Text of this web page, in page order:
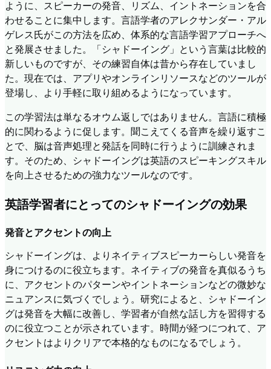
ように、スピーカーの発音、リズム、イントネーションを合
わせることに集中します。言語学者のアレクサンダー・アル
ゲレス氏がこの方法を広め、体系的な言語学習アプローチへ
と発展させました。「シャドーイング」という言葉は比較的
新しいものですが、その練習自体は昔から存在していまし
た。現在では、アプリやオンラインリソースなどのツールが
登場し、より手軽に取り組めるようになっています。
この学習法は単なるオウム返しではありません。言語に積極
的に関わるように促します。聞こえてくる音声を繰り返すこ
とで、脳は音声処理と発話を同時に行うように訓練されま
す。そのため、シャドーイングは英語のスピーキングスキル
を向上させるための強力なツールなのです。
英語学習者にとってのシャドーイングの効果
発音とアクセントの向上
シャドーイングは、よりネイティブスピーカーらしい発音を
身につけるのに役立ちます。ネイティブの発音を真似るうち
に、アクセントのパターンやイントネーションなどの微妙な
ニュアンスに気づくでしょう。研究によると、シャドーイン
グは発音を大幅に改善し、学習者が自然な話し方を習得する
のに役立つことが示されています。時間が経つにつれて、ア
クセントはよりクリアで本格的なものになるでしょう。